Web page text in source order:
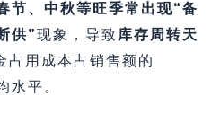
节、中秋等旺季常出现“备
供”​现象，导致 库存周转天
占用成本占销售额的
水平。